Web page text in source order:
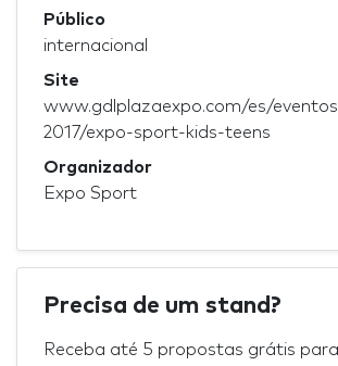
Público
internacional
Site
www.gdlplazaexpo.com/es/
2017/expo-sport-kids-teens
Organizador
Expo Sport
Precisa de um stand?
Receba até 5 propostas grátis